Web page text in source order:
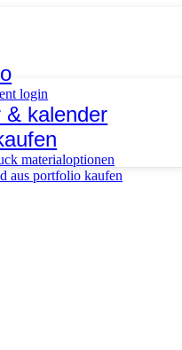
login
& kalender
materialoptionen
aus portfolio kaufen